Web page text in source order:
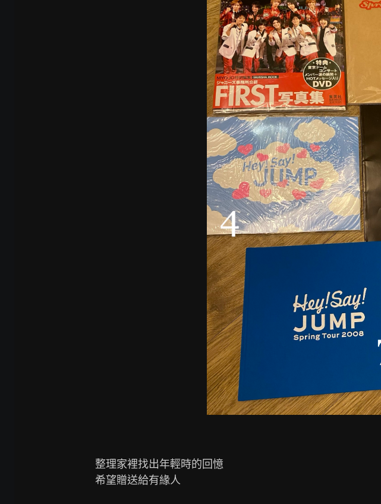
整理家裡找出年輕時的回憶
希望贈送給有緣人